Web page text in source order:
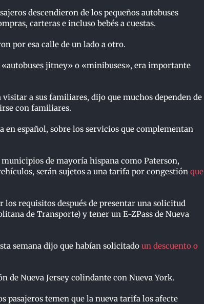
descendieron de los pequeños autobuses
carteras e incluso bebés a cuestas.
por esa calle de un lado a otro.
jitney» o «minibuses», era importante
a sus familiares, dijo que muchos dependen de
con familiares.
en español, sobre los servicios que complementan
de mayoría hispana como Paterson,
serán sujetos a una tarifa por congestión que
los requisitos después de presentar una solicitud
de Transporte) y tener un E-ZPass de Nueva
semana dijo que habían solicitado un descuento o
de Nueva Jersey colindante con Nueva York.
pasajeros temen que la nueva tarifa los afecte